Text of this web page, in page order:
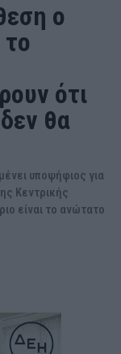
ο
ότι
θα
υποψήφιος για
Κεντρικής
είναι το ανώτατο